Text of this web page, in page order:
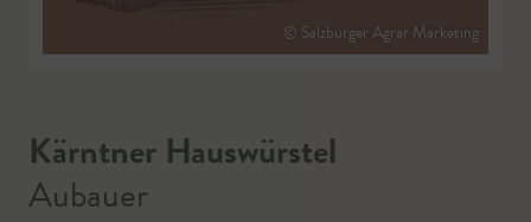
© Salzburger Agrar Marketing
Kärntner Hauswürstel
Aubauer